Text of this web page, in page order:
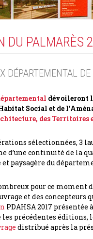
DU PALMARÈS
DÉPARTEMENTAL
dévoileront
Social et de
des Territoires
sélectionnées, 3
d’une continuité de la
paysagère du
pour ce moment
et des concepteurs
PDAHSA 2017 présentée
les précédentes
distribué après la